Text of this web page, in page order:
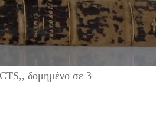
δομημένο σε 3